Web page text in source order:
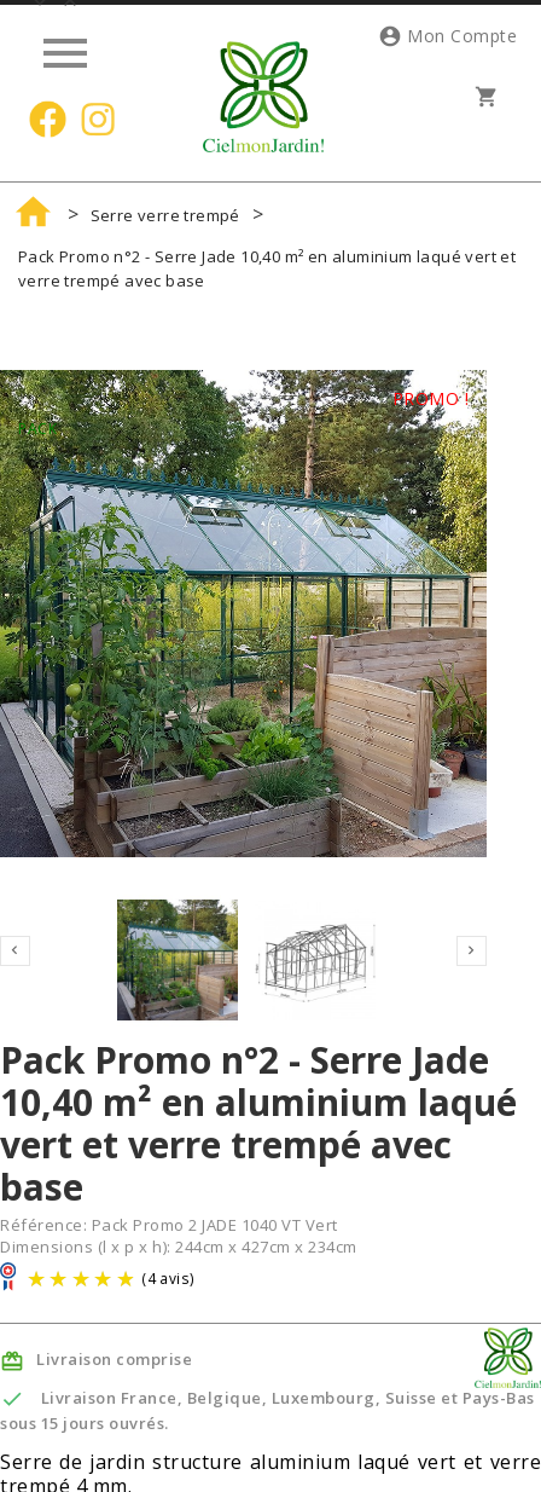

shopping_cart
 Mon Compte

Serre verre trempé
Pack Promo n°2 - Serre Jade 10,40 m² en aluminium laqué vert et
verre trempé avec base
PROMO !
PACK
 
Pack Promo n°2 - Serre Jade
10,40 m² en aluminium laqué
vert et verre trempé avec
base
Référence: Pack Promo 2 JADE 1040 VT Vert
Dimensions (l x p x h): 244cm x 427cm x 234cm
 Livraison comprise

Livraison France, Belgique, Luxembourg, Suisse et Pays-Bas
sous 15 jours ouvrés.
Serre de jardin structure aluminium laqué vert et verre
trempé 4 mm.